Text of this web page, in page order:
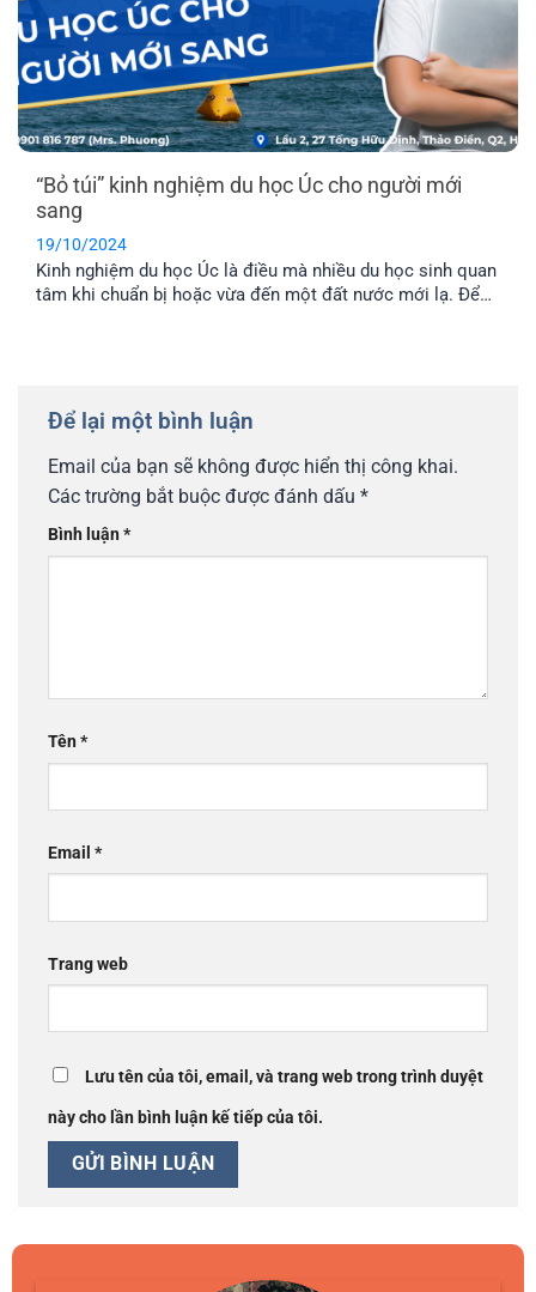
“Bỏ túi” kinh nghiệm du học Úc cho người mới
sang
19/10/2024
Kinh nghiệm du học Úc là điều mà nhiều du học sinh quan
tâm khi chuẩn bị hoặc vừa đến một đất nước mới lạ. Để
Để lại một bình luận
Email của bạn sẽ không được hiển thị công khai.
Các trường bắt buộc được đánh dấu *
Bình luận*
Tên*
Email *
Trang web
Lưu tên của tôi, email, và trang web trong trình duyệt
này cho lần bình luận kế tiếp của tôi.